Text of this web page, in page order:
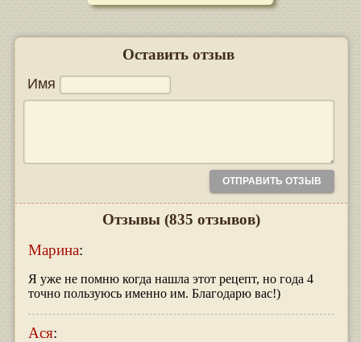
Оставить отзыв
Имя
Отзывы (835 отзывов)
Марина:
Я уже не помню когда нашла этот рецепт, но года 4
точно пользуюсь именно им. Благодарю вас!)
Ася: